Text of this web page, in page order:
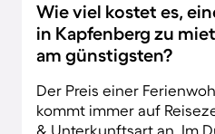
Wie viel kostet es,
in Kapfenberg zu
am günstigsten?
Der Preis einer
kommt immer auf
& Unterkunftsart an. Im